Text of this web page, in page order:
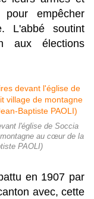
empêcher
L'abbé soutint
aux élections
l'église de Soccia
au cœur de la
PAOLI)
en 1907 par
avec, cette